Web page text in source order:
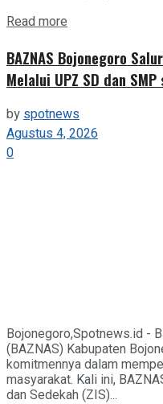
Read more
BAZNAS Bojonegoro
Melalui UPZ SD dan
byspotnews
Agustus 4, 2026
0
Bojonegoro,Spotnews.id -
(BAZNAS) Kabupaten
komitmennya dalam
masyarakat. Kali ini,
dan Sedekah (ZIS)...